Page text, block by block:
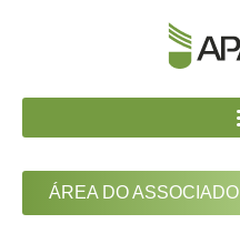
ÁREA DO ASSOCIADO